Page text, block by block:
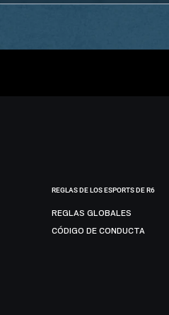
REGLAS DE LOS ESPORTS DE R6
REGLAS GLOBALES
CÓDIGO DE CONDUCTA